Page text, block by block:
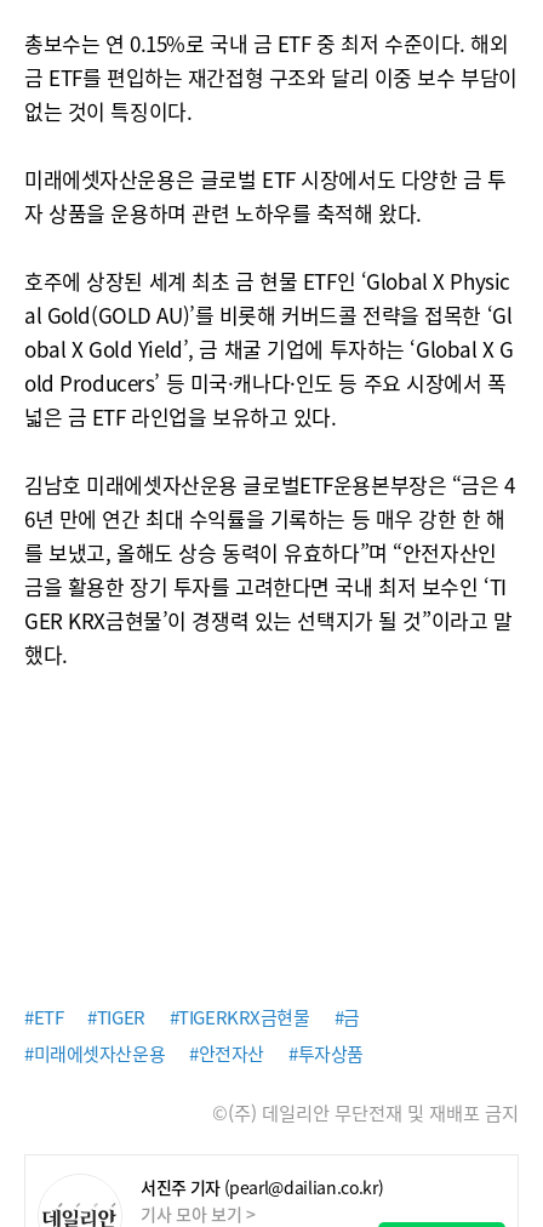
총보수는 연 0.15%로 국내 금 ETF 중 최저 수준이다. 해외
금 ETF를 편입하는 재간접형 구조와 달리 이중 보수 부담이
없는 것이 특징이다.
미래에셋자산운용은 글로벌 ETF 시장에서도 다양한 금 투
자 상품을 운용하며 관련 노하우를 축적해 왔다.
호주에 상장된 세계 최초 금 현물 ETF인 ‘Global X Physic
al Gold(GOLD AU)’를 비롯해 커버드콜 전략을 접목한 ‘Gl
obal X Gold Yield’, 금 채굴 기업에 투자하는 ‘Global X G
old Producers’ 등 미국·캐나다·인도 등 주요 시장에서 폭
넓은 금 ETF 라인업을 보유하고 있다.
김남호 미래에셋자산운용 글로벌ETF운용본부장은 “금은 4
6년 만에 연간 최대 수익률을 기록하는 등 매우 강한 한 해
를 보냈고, 올해도 상승 동력이 유효하다”며 “안전자산인
금을 활용한 장기 투자를 고려한다면 국내 최저 보수인 ‘TI
GER KRX금현물’이 경쟁력 있는 선택지가 될 것”이라고 말
했다.
#ETF #TIGER #TIGERKRX금현물
#금
#미래에셋자산운용
#안전자산 #투자상품
©(주) 데일리안 무단전재 및 재배포 금지
서진주 기자 (pearl@dailian.co.kr)
기사 모아 보기 >